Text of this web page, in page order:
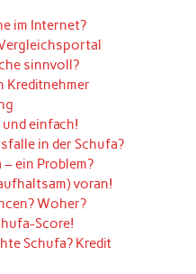
im Internet?
sinnvoll?
Kreditnehmer
einfach!
in der Schufa?
ein Problem?
voran!
Woher?
Score!
Schufa? Kredit